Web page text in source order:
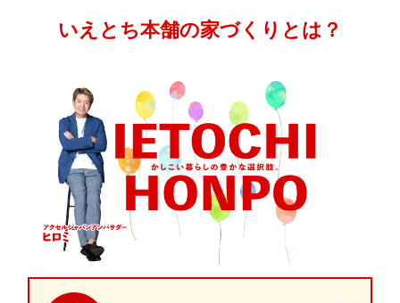
いえとち本舗の家づくりとは？